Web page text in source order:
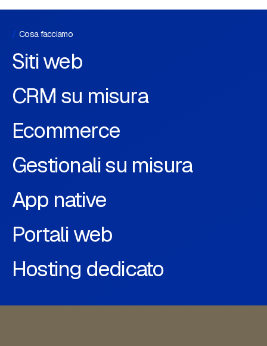
Cosa facciamo
Siti web
CRM su misura
Ecommerce
Gestionali su misura
App native
Portali web
Hosting dedicato